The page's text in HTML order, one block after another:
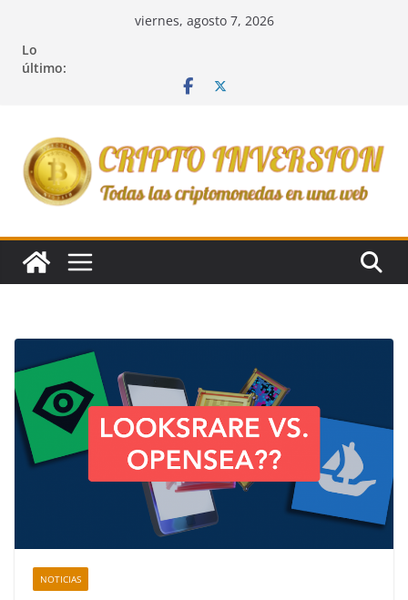
contenido
viernes, agosto 7, 2026
Lo
último:
NOTICIAS